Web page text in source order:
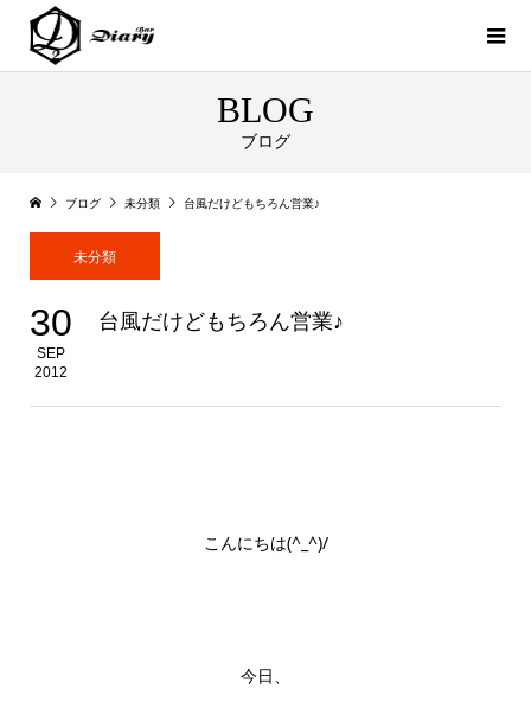
BLOG
ブログ
ブログ 未分類 台風だけどもちろん営業♪
未分類
30
SEP
2012
台風だけどもちろん営業♪
こんにちは(^_^)/
今日、